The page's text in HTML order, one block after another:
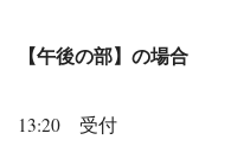
【午後の部】の場合
13:20 受付